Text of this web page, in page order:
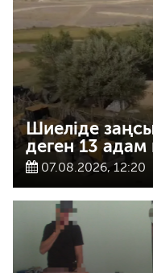
Шиеліде
деген 13
07.08.2026, 12:20